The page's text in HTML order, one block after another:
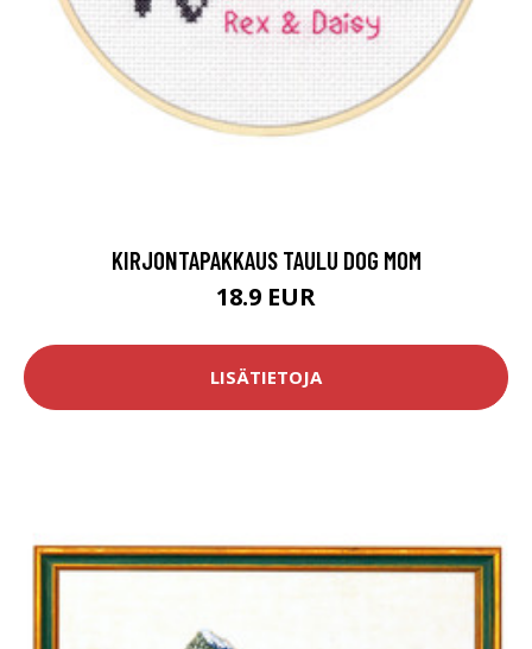
KIRJONTAPAKKAUS TAULU DOG MOM
18.9 EUR
LISÄTIETOJA